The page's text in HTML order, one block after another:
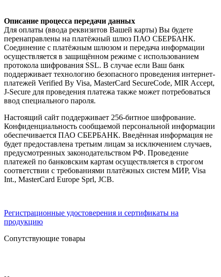
Описание процесса передачи данных
Для оплаты (ввода реквизитов Вашей карты) Вы будете
перенаправлены на платёжный шлюз ПАО СБЕРБАНК.
Соединение с платёжным шлюзом и передача информации
осуществляется в защищённом режиме с использованием
протокола шифрования SSL. В случае если Ваш банк
поддерживает технологию безопасного проведения интернет-
платежей Verified By Visa, MasterCard SecureCode, MIR Accept,
J-Secure для проведения платежа также может потребоваться
ввод специального пароля.
Настоящий сайт поддерживает 256-битное шифрование.
Конфиденциальность сообщаемой персональной информации
обеспечивается ПАО СБЕРБАНК. Введённая информация не
будет предоставлена третьим лицам за исключением случаев,
предусмотренных законодательством РФ. Проведение
платежей по банковским картам осуществляется в строгом
соответствии с требованиями платёжных систем МИР, Visa
Int., MasterCard Europe Sprl, JCB.
Регистрационные удостоверения и сертификаты на
продукцию
Сопутствующие товары